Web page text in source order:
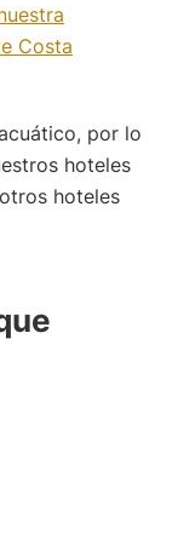
Costa
por lo
hoteles
hoteles